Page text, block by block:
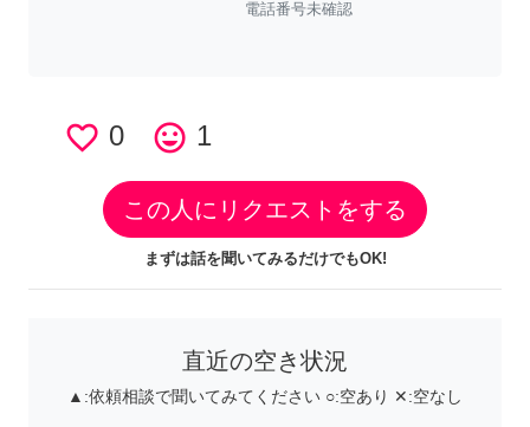
電話番号未確認
favorite_border 0 tag_faces 1
この人にリクエストをする
まずは話を聞いてみるだけでもOK!
直近の空き状況
▲:依頼相談で聞いてみてください ○:空あり ✕:空なし